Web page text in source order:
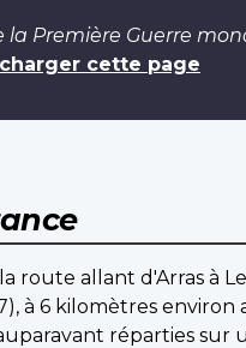
la Première Guerre
cette page
allant d'Arras à
à 6 kilomètres environ
réparties